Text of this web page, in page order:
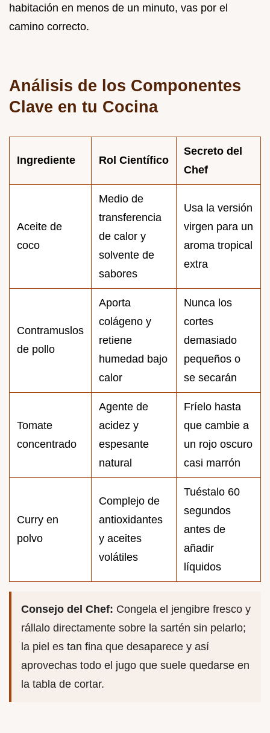
habitación en menos de un minuto, vas por el
camino correcto.
Análisis de los Componentes
Clave en tu Cocina
Ingrediente Rol Científico
Secreto del
Chef
Aceite de
coco
Medio de
transferencia
de calor y
solvente de
sabores
Usa la versión
virgen para un
aroma tropical
extra
Contramuslos
de pollo
Aporta
colágeno y
retiene
humedad bajo
calor
Nunca los
cortes
demasiado
pequeños o
se secarán
Tomate
concentrado
Agente de
acidez y
espesante
natural
Fríelo hasta
que cambie a
un rojo oscuro
casi marrón
Curry en
polvo
Complejo de
antioxidantes
y aceites
volátiles
Tuéstalo 60
segundos
antes de
añadir
líquidos
Consejo del Chef: Congela el jengibre fresco y
rállalo directamente sobre la sartén sin pelarlo;
la piel es tan fina que desaparece y así
aprovechas todo el jugo que suele quedarse en
la tabla de cortar.